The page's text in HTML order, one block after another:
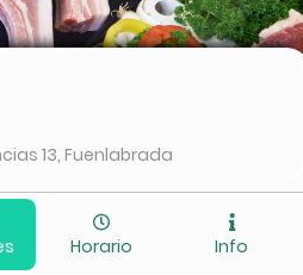
13, Fuenlabrada
Horario Info